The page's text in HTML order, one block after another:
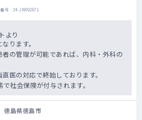
号 : 24-JW002671
より
ります。
者の管理が可能であれば、内科・外科の
医の対応で終始しております。
社会保険が付与されます。
徳島県徳島市